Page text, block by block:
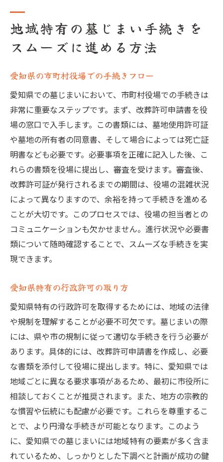
地域特有の墓じまい手続きを
スムーズに進める方法
愛知県の市町村役場での手続きフロー
愛知県での墓じまいにおいて、市町村役場での手続きは
非常に重要なステップです。まず、改葬許可申請書を役
場の窓口で入手します。この書類には、墓地使用許可証
や墓地の所有者の同意書、そして場合によっては死亡証
明書なども必要です。必要事項を正確に記入した後、こ
れらの書類を役場に提出し、審査を受けます。審査後、
改葬許可証が発行されるまでの期間は、役場の混雑状況
によって異なりますので、余裕を持って手続きを進める
ことが大切です。このプロセスでは、役場の担当者との
コミュニケーションも欠かせません。進行状況や必要書
類について随時確認することで、スムーズな手続きを実
現できます。
愛知県特有の行政許可の取り方
愛知県特有の行政許可を取得するためには、地域の法律
や規制を理解することが必要不可欠です。墓じまいの際
には、県や市の規制に従って適切な手続きを行う必要が
あります。具体的には、改葬許可申請書を作成し、必要
な書類を添付して役場に提出します。特に、愛知県では
地域ごとに異なる要求事項があるため、最初に市役所に
相談しておくことが推奨されます。また、地方の宗教的
な慣習や伝統にも配慮が必要です。これらを尊重するこ
とで、より円滑な手続きが可能となります。このよう
に、愛知県での墓じまいには地域特有の要素が多く含ま
れているため、しっかりとした下調べと計画が成功の鍵